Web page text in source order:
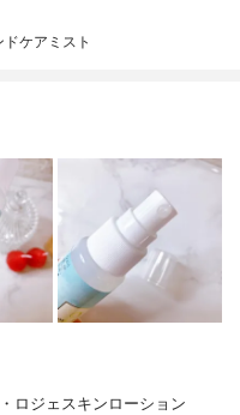
ケアミスト
ェスキンローション